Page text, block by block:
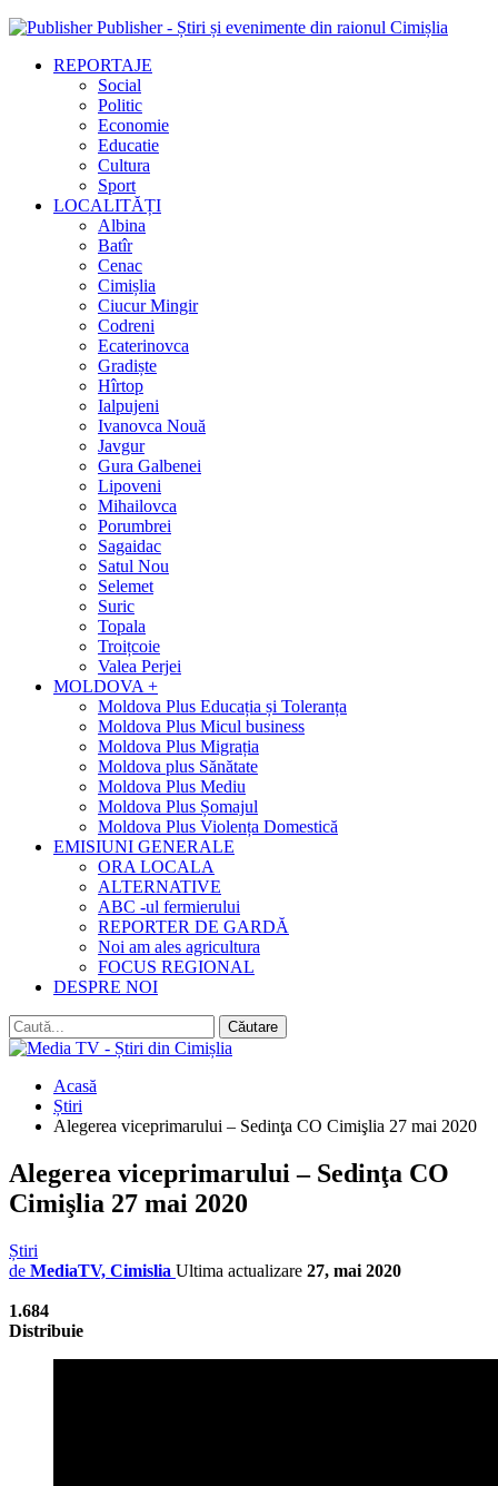
Publisher - Știri și evenimente din raionul Cimișlia
REPORTAJE
Social
Politic
Economie
Educatie
Cultura
Sport
LOCALITĂȚI
Albina
Batîr
Cenac
Cimișlia
Ciucur Mingir
Codreni
Ecaterinovca
Gradiște
Hîrtop
Ialpujeni
Ivanovca Nouă
Javgur
Gura Galbenei
Lipoveni
Mihailovca
Porumbrei
Sagaidac
Satul Nou
Selemet
Suric
Topala
Troițcoie
Valea Perjei
MOLDOVA +
Moldova Plus Educația și Toleranța
Moldova Plus Micul business
Moldova Plus Migrația
Moldova plus Sănătate
Moldova Plus Mediu
Moldova Plus Șomajul
Moldova Plus Violența Domestică
EMISIUNI GENERALE
ORA LOCALA
ALTERNATIVE
ABC -ul fermierului
REPORTER DE GARDĂ
Noi am ales agricultura
FOCUS REGIONAL
DESPRE NOI
Acasă
Știri
Alegerea viceprimarului – Sedinţa CO Cimişlia 27 mai 2020
Alegerea viceprimarului – Sedinţa CO
Cimişlia 27 mai 2020
Știri
de MediaTV, Cimislia Ultima actualizare 27, mai 2020
1.684
Distribuie